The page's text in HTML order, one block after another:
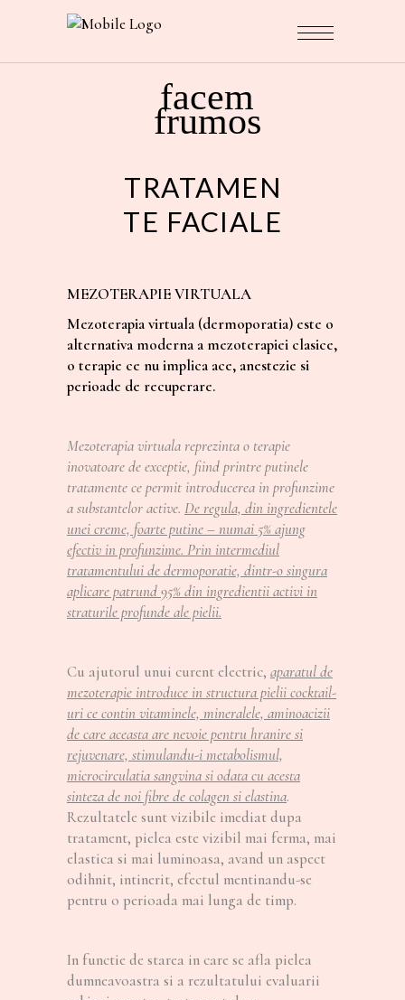
facem
frumos
TRATAMEN
TE FACIALE
MEZOTERAPIE VIRTUALA
Mezoterapia virtuala (dermoporatia) este o
alternativa moderna a mezoterapiei clasice,
o terapie ce nu implica ace, anestezie si
perioade de recuperare.
Mezoterapia virtuala reprezinta o terapie
inovatoare de exceptie, fiind printre putinele
tratamente ce permit introducerea in profunzime
a substantelor active. De regula, din ingredientele
unei creme, foarte putine – numai 5% ajung
efectiv in profunzime. Prin intermediul
tratamentului de dermoporatie, dintr-o singura
aplicare patrund 95% din ingredientii activi in
straturile profunde ale pielii.
Cu ajutorul unui curent electric, aparatul de
mezoterapie introduce in structura pielii cocktail-
uri ce contin vitaminele, mineralele, aminoacizii
de care aceasta are nevoie pentru hranire si
rejuvenare, stimulandu-i metabolismul,
microcirculatia sangvina si odata cu acesta
sinteza de noi fibre de colagen si elastina.
Rezultatele sunt vizibile imediat dupa
tratament, pielea este vizibil mai ferma, mai
elastica si mai luminoasa, avand un aspect
odihnit, intinerit, efectul mentinandu-se
pentru o perioada mai lunga de timp.
In functie de starea in care se afla pielea
dumneavoastra si a rezultatului evaluarii